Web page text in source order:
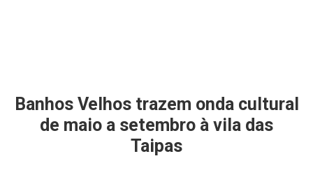
Banhos Velhos trazem onda cultural
de maio a setembro à vila das
Taipas